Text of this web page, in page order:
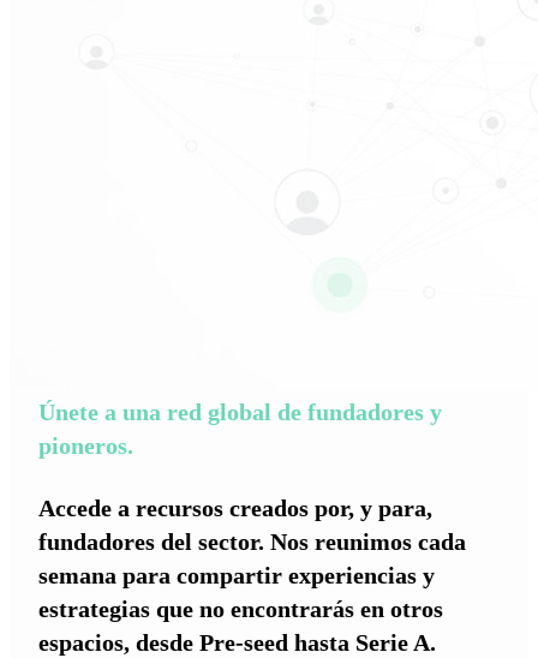
Únete a una red global de fundadores y
pioneros.
Accede a recursos creados por, y para,
fundadores del sector. Nos reunimos cada
semana para compartir experiencias y
estrategias que no encontrarás en otros
espacios, desde Pre-seed hasta Serie A.